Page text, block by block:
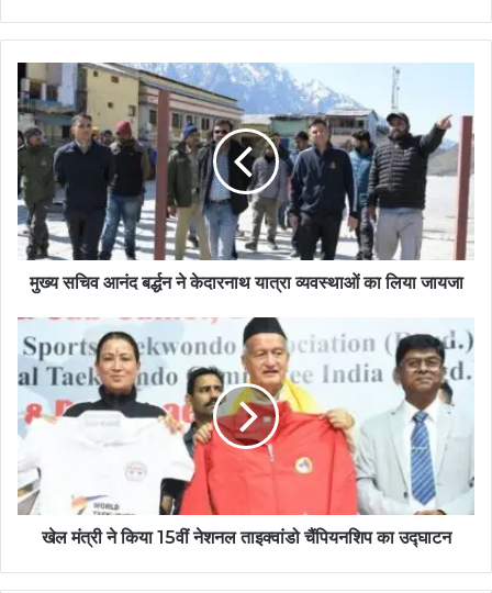
मुख्य सचिव आनंद बर्द्धन ने केदारनाथ यात्रा व्यवस्थाओं का लिया जायजा
खेल मंत्री ने किया 15वीं नेशनल ताइक्वांडो चैंपियनशिप का उद्घाटन